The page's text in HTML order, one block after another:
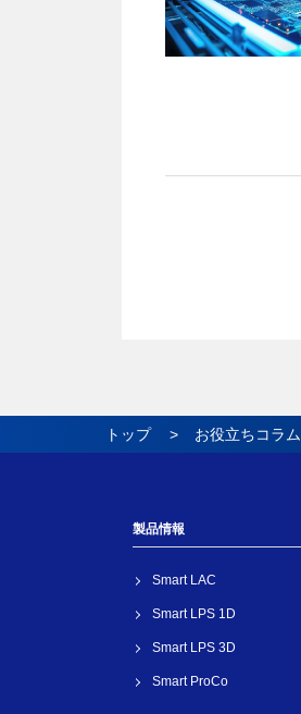
トップ お役立ちコラム
製品情報
Smart LAC
Smart LPS 1D
Smart LPS 3D
Smart ProCo